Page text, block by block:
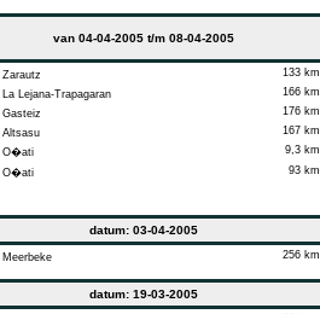
van 04-04-2005 t/m 08-04-2005
Zarautz
133 km
La Lejana-Trapagaran
166 km
Gasteiz
176 km
Altsasu
167 km
O�ati
9,3 km
O�ati
93 km
datum: 03-04-2005
Meerbeke 256 km
datum: 19-03-2005